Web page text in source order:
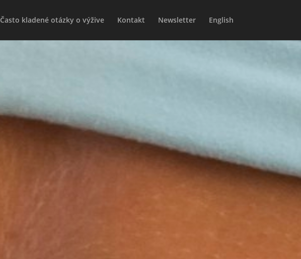
Často kladené otázky o výžive Kontakt Newsletter English